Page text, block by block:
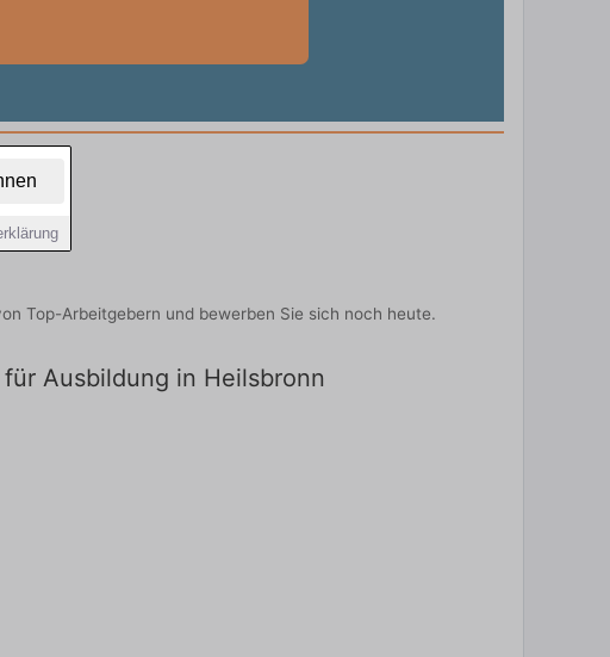
Top-Arbeitgebern und bewerben Sie sich noch heute.
Ausbildung in Heilsbronn